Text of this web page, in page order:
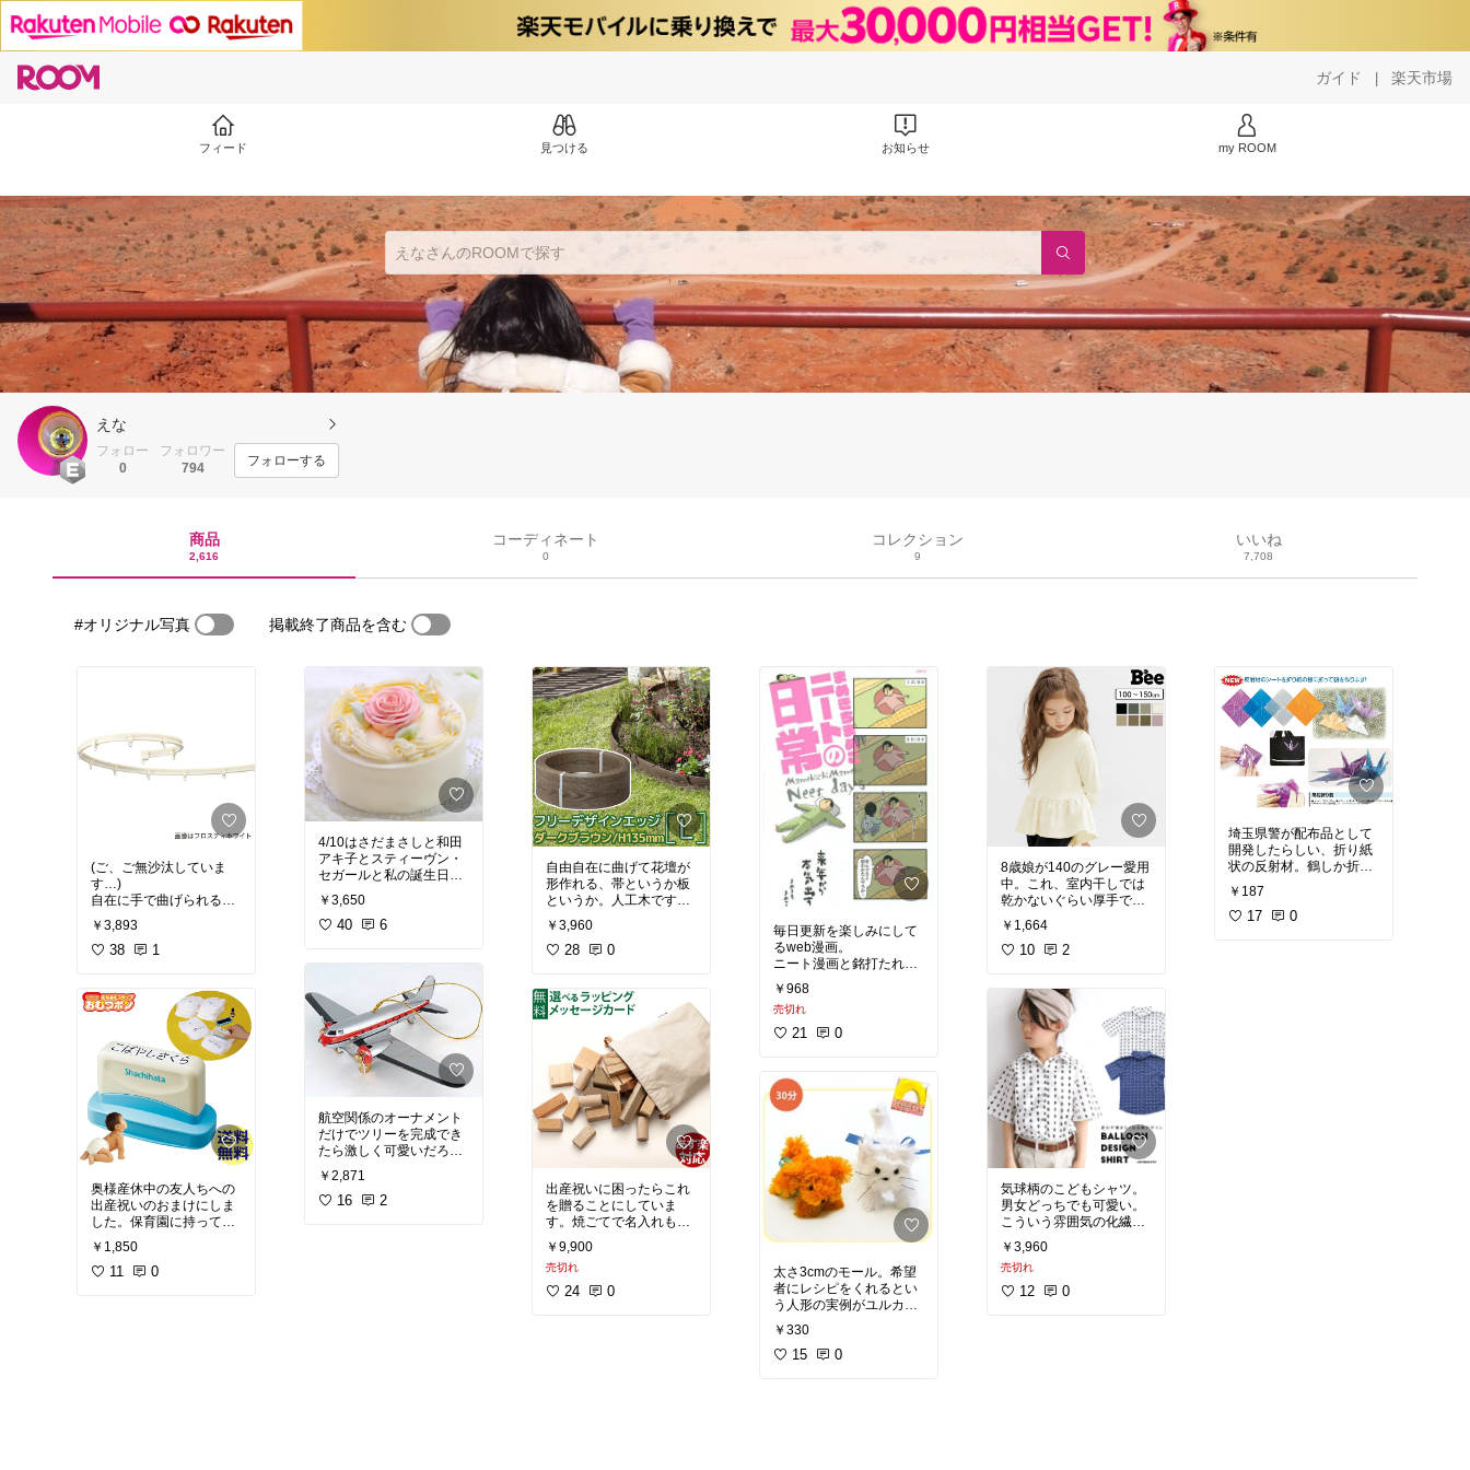
ガイド | 楽天市場
フィード 見つける お知らせ my ROOM
えな
フォロー
0
フォロワー
794
フォローする
商品
2,616
コーディネート
0
コレクション
9
いいね
7,708
#オリジナル写真 掲載終了商品を含む
(ご、ご無沙汰していま
す…)
自在に手で曲げられるカ
ーテンレール。間取り上
どうしても脱衣所と洗面
所を分けられなかった我
りと重大だったのです
が、こういうのがあると
知って安心。
いつか試着室みたいにし
よう。
￥3,893
38 1
奥様産休中の友人ちへの
出産祝いのおまけにしま
した。保育園に持って行
くおむつの名前書きが大
変だとよく聞くので。刻
印内容は先方で申し込ん
￥1,850
11 0
4/10はさだまさしと和田
アキ子とスティーヴン・
セガールと私の誕生日で
昭和生まれらしくこんな
懐かしいケーキを食べた
昨日は日帰りで香川県に
小旅行して、人生で一番
おいしいうどんを食べま
した。
今日は焼肉屋を予約して
(キリッ
￥3,650
40 6
航空関係のオーナメント
だけでツリーを完成でき
たら激しく可愛いだろう
色やモチーフを統一した
ツリーに憧れます。リボ
￥2,871
16 2
自由自在に曲げて花壇が
形作れる、帯というか板
というか。人工木です
が、目新しいビジュアル
で何やら垢抜けて見えま
す。
境目に使ったり、芝生の
根止めに使ったり...広い
使い方ができそうな気が
します。
赤寄りの明るいブラウン
もあり。
タカショーがやたら好き
です。
￥3,960
28 0
出産祝いに困ったらこれ
を贈ることにしていま
す。焼ごてで名入れもし
てもらって。
新生児にいきなり積み木
を買い与える人はあんま
りいないので、誰ともか
￥9,900
売切れ
24 0
毎日更新を楽しみにして
るweb漫画。
ニート漫画と銘打たれて
るけど、ちょくちょく登
場する愛犬話があるある
で可愛かったり、近所の
小6男子あっくんが厨二
ったり。
面白くしてやろうとかい
う変な意気込みや過剰な
描画が全然なくて、シン
プルにからっと笑えるの
が好き。
多分ブログで全部読めま
￥968
売切れ
21 0
太さ3cmのモール。希望
者にレシピをくれるとい
う人形の実例がユルカワ
で絶妙です。犬の方はモ
ール2本で作れるらし
い。
￥330
15 0
8歳娘が140のグレー愛用
中。これ、室内干しでは
乾かないぐらい厚手で
す。それでいてシルエッ
トがてろっと滑らかでか
わいい。
してそう・糸飛び出して
そう」という固定観念を
長らく抱いてきました
が、ここのお店で買った
服数点は何れもそのよう
なことなく良コスパでし
た。
強いて言うならレギパン
のウエストゴムがねじれ
やすいぐらい。
￥1,664
10 2
気球柄のこどもシャツ。
男女どっちでも可愛い。
こういう雰囲気の化繊の
シャツ、父親の大学生〜
新婚時代の写真によく登
場します。ペンギンとか
ヤシの木のモチーフが流
￥3,960
売切れ
12 0
埼玉県警が配布品として
開発したらしい、折り紙
状の反射材。鶴しか折れ
ませんが、低学年のラン
ドセルにぶら下がってた
らなんだか可愛いです
￥187
17 0